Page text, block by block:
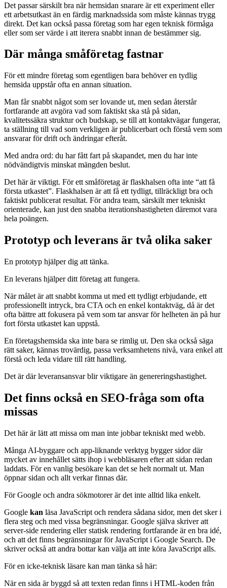
Det passar särskilt bra när hemsidan snarare är ett experiment eller
ett arbetsutkast än en färdig marknadssida som måste kännas trygg
direkt. Det kan också passa företag som har egen teknisk förmåga
eller som ser värde i att iterera snabbt innan de bestämmer sig.
Där många småföretag fastnar
För ett mindre företag som egentligen bara behöver en tydlig
hemsida uppstår ofta en annan situation.
Man får snabbt något som ser lovande ut, men sedan återstår
fortfarande att avgöra vad som faktiskt ska stå på sidan,
kvalitetssäkra struktur och budskap, se till att kontaktvägar fungerar,
ta ställning till vad som verkligen är publicerbart och förstå vem som
ansvarar för drift och ändringar efteråt.
Med andra ord: du har fått fart på skapandet, men du har inte
nödvändigtvis minskat mängden beslut.
Det här är viktigt. För ett småföretag är flaskhalsen ofta inte “att få
första utkastet”. Flaskhalsen är att få ett tydligt, tillräckligt bra och
faktiskt publicerat resultat. För andra team, särskilt mer tekniskt
orienterade, kan just den snabba iterationshastigheten däremot vara
hela poängen.
Prototyp och leverans är två olika saker
En prototyp hjälper dig att tänka.
En leverans hjälper ditt företag att fungera.
När målet är att snabbt komma ut med ett tydligt erbjudande, ett
professionellt intryck, bra CTA och en enkel kontaktväg, då är det
ofta bättre att fokusera på vem som tar ansvar för helheten än på hur
fort första utkastet kan uppstå.
En företagshemsida ska inte bara se rimlig ut. Den ska också säga
rätt saker, kännas trovärdig, passa verksamhetens nivå, vara enkel att
förstå och leda vidare till rätt handling.
Det är där leveransansvar blir viktigare än genereringshastighet.
Det finns också en SEO-fråga som ofta
missas
Det här är lätt att missa om man inte jobbar tekniskt med webb.
Många AI-byggare och app-liknande verktyg bygger sidor där
mycket av innehållet sätts ihop i webbläsaren efter att sidan redan
laddats. För en vanlig besökare kan det se helt normalt ut. Man
öppnar sidan och allt verkar finnas där.
För Google och andra sökmotorer är det inte alltid lika enkelt.
Google kan läsa JavaScript och rendera sådana sidor, men det sker i
flera steg och med vissa begränsningar. Google själva skriver att
server-side rendering eller statisk rendering fortfarande är en bra idé,
och att det finns begränsningar för JavaScript i Google Search. De
skriver också att andra bottar kan välja att inte köra JavaScript alls.
För en icke-teknisk läsare kan man tänka så här:
När en sida är byggd så att texten redan finns i HTML-koden från